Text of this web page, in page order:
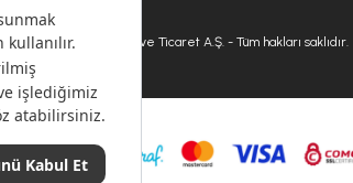
Tekstil Sanayi ve Ticaret A.Ş. - Tüm hakları saklıdır.